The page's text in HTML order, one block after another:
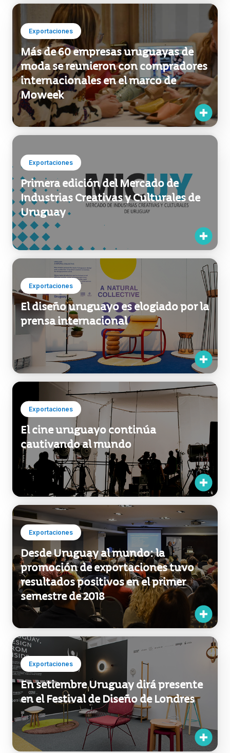
Exportaciones
Más de 60 empresas uruguayas de
moda se reunieron con compradores
internacionales en el marco de
Moweek
Exportaciones
Primera edición del Mercado de
Industrias Creativas y Culturales de
Uruguay
Exportaciones
El diseño uruguayo es elogiado por la
prensa internacional
Exportaciones
El cine uruguayo continúa
cautivando al mundo
Exportaciones
Desde Uruguay al mundo: la
promoción de exportaciones tuvo
resultados positivos en el primer
semestre de 2018
Exportaciones
En setiembre Uruguay dirá presente
en el Festival de Diseño de Londres